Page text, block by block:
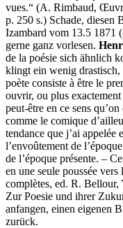
vues.“ (A. Rimbaud,
p. 250 s.) Schade, diesen
Izambard vom 13.5 1871
gerne ganz vorlesen.
de la poésie sich ähnlich
klingt ein wenig
poète consiste à être le
ouvrir, ou plus
peut-être en ce sens
comme le comique
tendance que j’ai
l’envoûtement de
de l’époque présente. –
en une seule poussée
complètes, ed. R.
Zur Poesie und ihrer
anfangen, einen eigenen
zurück.